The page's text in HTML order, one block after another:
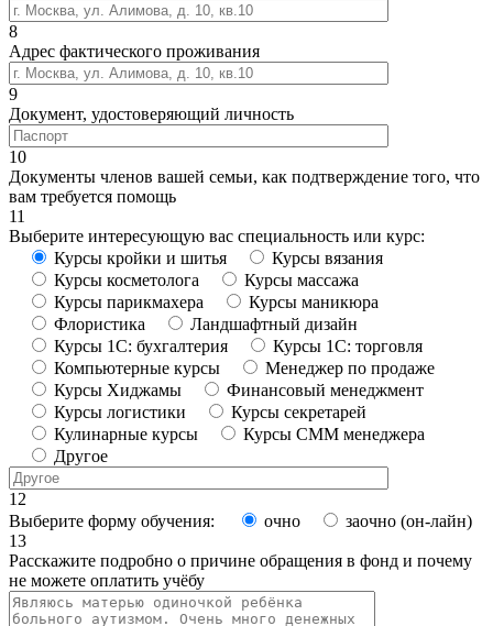
8
Адрес фактического проживания
9
Документ, удостоверяющий личность
10
Документы членов вашей семьи, как подтверждение того, что
вам требуется помощь
11
Выберите интересующую вас специальность или курс:
Курсы кройки и шитья
Курсы вязания
Курсы косметолога
Курсы массажа
Курсы парикмахера
Курсы маникюра
Флористика
Ландшафтный дизайн
Курсы 1С: бухгалтерия
Курсы 1С: торговля
Компьютерные курсы
Менеджер по продаже
Курсы Хиджамы
Финансовый менеджмент
Курсы логистики
Курсы секретарей
Кулинарные курсы
Курсы СММ менеджера
Другое
12
Выберите форму обучения:
очно
заочно (он-лайн)
13
Расскажите подробно о причине обращения в фонд и почему
не можете оплатить учёбу